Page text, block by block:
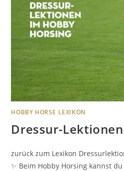
HOBBY HORSE LEXIKON
Dressur-Lektionen
zurück zum Lexikon
✨ Beim Hobby Horsing kannst